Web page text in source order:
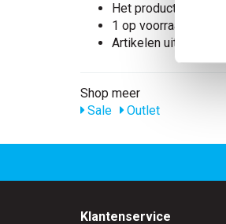
Het product kan
1 op voorraad
Artikelen uit de sale
Shop meer
Sale
Outlet
Klantenservice